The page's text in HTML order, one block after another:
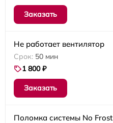
Заказать
Не работает вентилятор
50 мин
1 800 ₽
Заказать
Поломка системы No Frost